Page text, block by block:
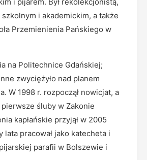
i akademickim, a także
Przemienienia Pańskiego w
na Politechnice Gdańskiej;
zwyciężyło nad planem
W 1998 r. rozpoczął nowicjat, a
pierwsze śluby w Zakonie
kapłańskie przyjął w 2005
lata pracował jako katecheta i
parafii w Bolszewie i